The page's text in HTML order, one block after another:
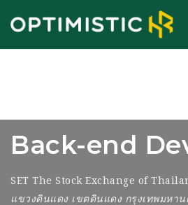
Back-end
SET The Stock Exchange of
แขวงดินแดง เขตดินแดง กรุงเทพมหาน